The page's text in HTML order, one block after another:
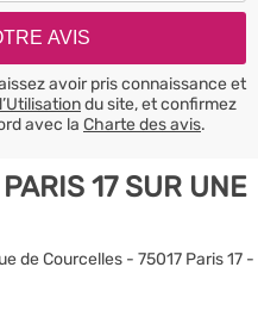
avoir pris connaissance et
du site, et confirmez
avec la Charte des avis.
17 SUR UNE
de Courcelles - 75017 Paris 17 -